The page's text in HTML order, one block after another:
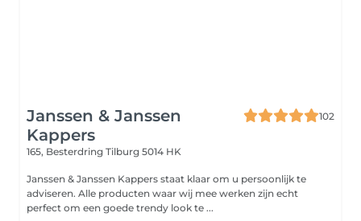
Janssen & Janssen
Kappers
102
165, Besterdring Tilburg 5014 HK
Janssen & Janssen Kappers staat klaar om u persoonlijk te
adviseren. Alle producten waar wij mee werken zijn echt
perfect om een goede trendy look te ...